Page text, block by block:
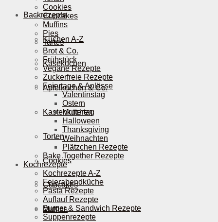
Backrezepte
Kuchen A-Z
Käsekuchen
Apfelkuchen & Co.
Kastenkuchen
Torten
Cookies
Cupcakes
Muffins
Cookies
Cupcakes
Muffins
Pies
Tartes
Brot & Co.
Frühstück
Vegane Rezepte
Zuckerfreie Rezepte
Feiertage & Anlässe
Valentinstag
Ostern
Muttertag
Halloween
Thanksgiving
Weihnachten
Plätzchen Rezepte
Bake Together Rezepte
Kochrezepte
Kochrezepte A-Z
Feierabendküche
Pasta Rezepte
Auflauf Rezepte
Burger & Sandwich Rezepte
Suppenrezepte